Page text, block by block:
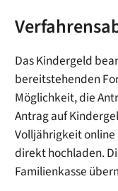
Das Kindergeld
bereitstehenden
Möglichkeit, die
Antrag auf
Volljährigkeit online
direkt hochladen.
Familienkasse